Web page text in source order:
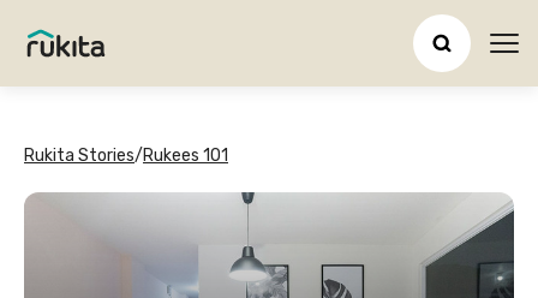
Rukita Stories/Rukees 101